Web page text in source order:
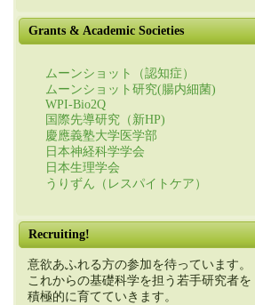
Grants & Academic Societies
ムーンショット（認知症）
ムーンショット研究(腸内細菌)
WPI-Bio2Q
国際先導研究（新HP)
慶應義塾大学医学部
日本神経科学学会
日本生理学会
うりずん（レスパイトケア）
Recruiting!
意欲あふれる方の参加を待っています。
これからの基礎科学を担う若手研究者を
積極的に育てていきます。